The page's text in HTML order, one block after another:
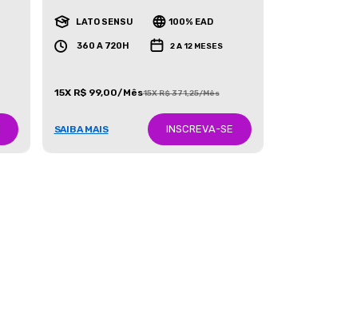
LATO SENSU 100% EAD
360 A 720H 2 A 12 MESES
15X R$ 99,00/Mês15X R$ 371,25/Mês
SAIBA MAIS INSCREVA-SE